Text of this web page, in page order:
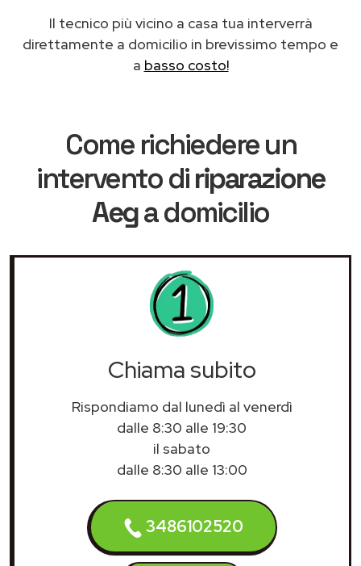
Il tecnico più vicino a casa tua interverrà
direttamente a domicilio in brevissimo tempo e
a basso costo!
Come richiedere un
intervento diriparazione
Aega domicilio
Chiama subito
Rispondiamo dal lunedì al venerdì
dalle 8:30 alle 19:30
il sabato
dalle 8:30 alle 13:00
3486102520